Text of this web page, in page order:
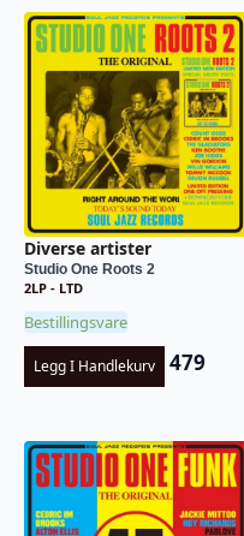
Diverse artister
Studio One Roots 2
2LP - LTD
Bestillingsvare
Legg I Handlekurv 479